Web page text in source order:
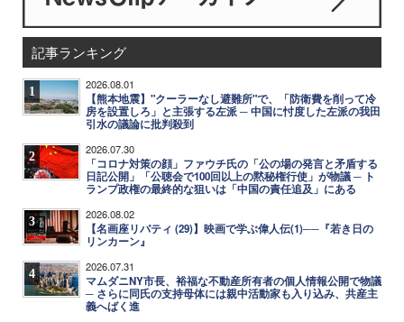
記事ランキング
1 2026.08.01
【熊本地震】"クーラーなし避難所"で、「防衛費を削って冷
房を設置しろ」と主張する左派 ─ 中国に忖度した左派の我田
引水の議論に批判殺到
2 2026.07.30
「コロナ対策の顔」ファウチ氏の「公の場の発言と矛盾する
日記公開」「公聴会で100回以上の黙秘権行使」が物議 ─ ト
ランプ政権の最終的な狙いは「中国の責任追及」にある
3 2026.08.02
【名画座リバティ (29)】映画で学ぶ偉人伝(1)──『若き日の
リンカーン』
4 2026.07.31
マムダニNY市長、裕福な不動産所有者の個人情報公開で物議
─ さらに同氏の支持母体には親中活動家も入り込み、共産主
義へばく進